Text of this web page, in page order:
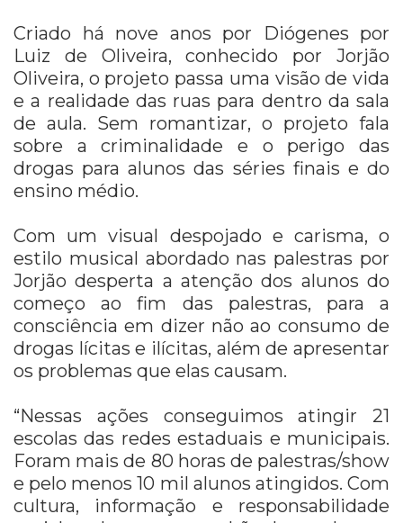
Criado há nove anos por Diógenes por
Luiz de Oliveira, conhecido por Jorjão
Oliveira, o projeto passa uma visão de vida
e a realidade das ruas para dentro da sala
de aula. Sem romantizar, o projeto fala
sobre a criminalidade e o perigo das
drogas para alunos das séries finais e do
ensino médio.
Com um visual despojado e carisma, o
estilo musical abordado nas palestras por
Jorjão desperta a atenção dos alunos do
começo ao fim das palestras, para a
consciência em dizer não ao consumo de
drogas lícitas e ilícitas, além de apresentar
os problemas que elas causam.
“Nessas ações conseguimos atingir 21
escolas das redes estaduais e municipais.
Foram mais de 80 horas de palestras/show
e pelo menos 10 mil alunos atingidos. Com
cultura, informação e responsabilidade